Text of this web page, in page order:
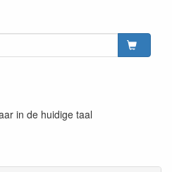
in de huidige taal